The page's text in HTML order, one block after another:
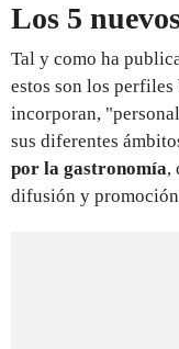
Los 5
Tal y como ha
estos son los
incorporan,
sus diferentes
por la gastronomía,
difusión y